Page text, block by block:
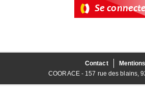
Contact
COORACE - 157 rue des blains,